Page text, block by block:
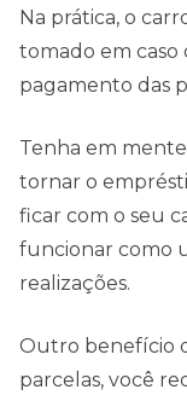
Na prática, o
tomado em
pagamento das
Tenha em
tornar o
ficar com o seu
funcionar como
realizações.
Outro benefício
parcelas, você